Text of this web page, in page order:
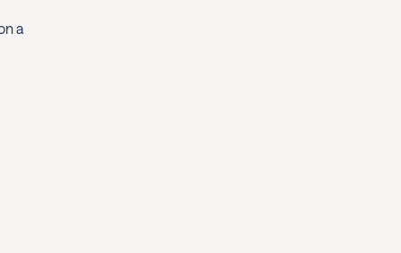
a